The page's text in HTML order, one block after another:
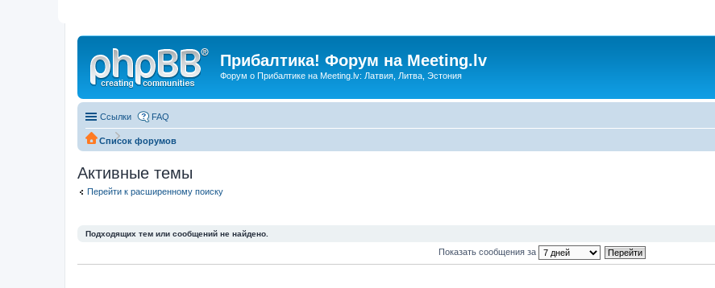
Прибалтика! Форум на Meeting.lv
Форум о Прибалтике на Meeting.lv: Латвия, Литва, Эстония
Ссылки FAQ
Список форумов
Активные темы
Перейти к расширенному поиску
Подходящих тем или сообщений не найдено.
Показать сообщения за